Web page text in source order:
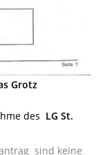
Grotz
des LG St.
sind keine